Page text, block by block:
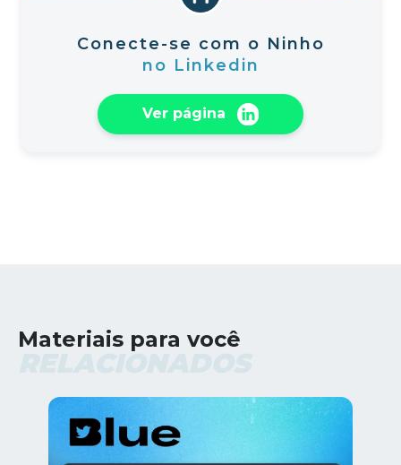
Conecte-se com o Ninho
no Linkedin
Ver página
Materiais para você